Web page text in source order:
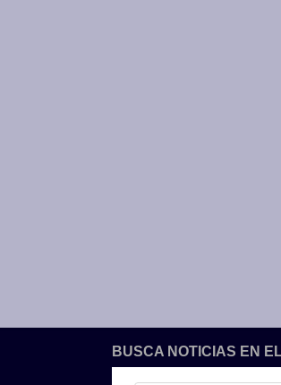
BUSCA NOTICIAS EN